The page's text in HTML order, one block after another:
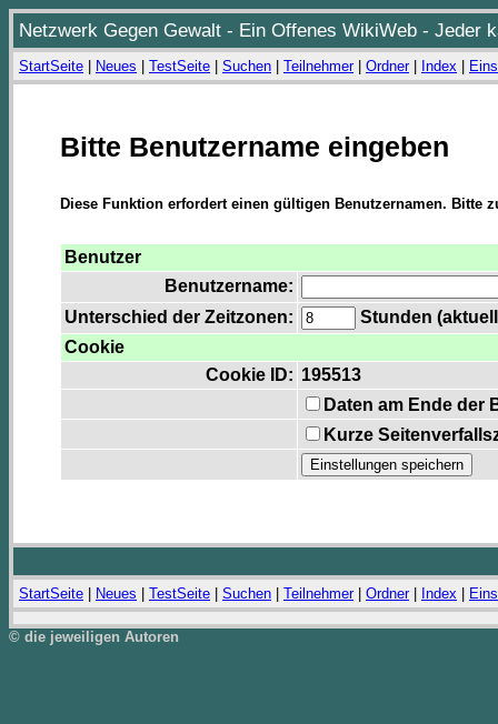
Netzwerk Gegen Gewalt - Ein Offenes WikiWeb - Jeder
StartSeite Neues TestSeite Suchen Teilnehmer| Ordner| Index
Bitte Benutzername eingeben
Diese Funktion erfordert einen gültigen Benutzernamen. Bitte
Benutzer
Benutzername:
Unterschied der Zeitzonen:
Stunden
Cookie
Cookie ID: 195513
Daten am Ende der
Kurze
StartSeite Neues TestSeite Suchen Teilnehmer| Ordner| Index
© die jeweiligen Autoren